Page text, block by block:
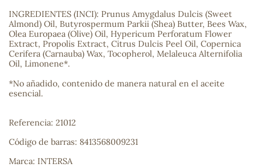
INGREDIENTES (INCI): Prunus Amygdalus Dulcis (Sweet
Almond) Oil, Butyrospermum Parkii (Shea) Butter, Bees Wax,
Olea Europaea (Olive) Oil, Hypericum Perforatum Flower
Extract, Propolis Extract, Citrus Dulcis Peel Oil, Copernica
Cerifera (Carnauba) Wax, Tocopherol, Melaleuca Alternifolia
Oil, Limonene*.
*No añadido, contenido de manera natural en el aceite
esencial.
Referencia: 21012
Código de barras: 8413568009231
Marca: INTERSA